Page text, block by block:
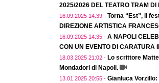
2025/2026 DEL TEATRO TRAM
16.09.2025 14:39 - Torna “Est”, il
DIREZIONE ARTISTICA
16.09.2025 14:35 - A NAPOLI
CON UN EVENTO DI CARATURA
18.03.2025 21:02 - Lo scrittore
Mondadori di Napoli.
13.01.2025 20:55 - Gianluca